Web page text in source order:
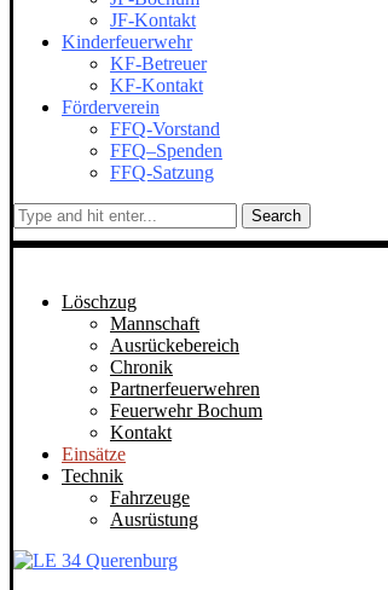
JF-Kontakt
Kinderfeuerwehr
KF-Betreuer
KF-Kontakt
Förderverein
FFQ-Vorstand
FFQ–Spenden
FFQ-Satzung
Search
Löschzug
Mannschaft
Ausrückebereich
Chronik
Partnerfeuerwehren
Feuerwehr Bochum
Kontakt
Einsätze
Technik
Fahrzeuge
Ausrüstung